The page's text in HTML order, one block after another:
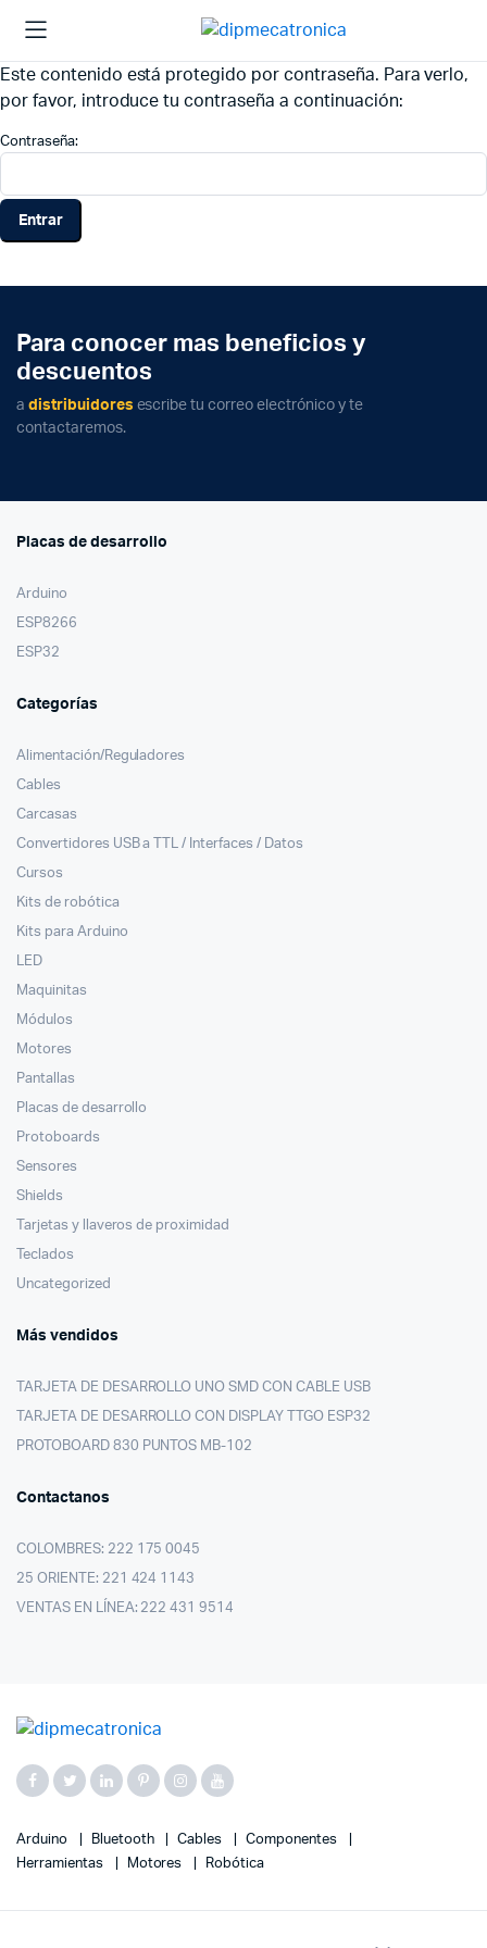
Este contenido está protegido por contraseña. Para verlo,
por favor, introduce tu contraseña a continuación:
Contraseña:
Para conocer mas beneficios y
descuentos
a distribuidores escribe tu correo electrónico y te
contactaremos.
Placas de desarrollo
Arduino
ESP8266
ESP32
Categorías
Alimentación/Reguladores
Cables
Carcasas
Convertidores USB a TTL / Interfaces / Datos
Cursos
Kits de robótica
Kits para Arduino
LED
Maquinitas
Módulos
Motores
Pantallas
Placas de desarrollo
Protoboards
Sensores
Shields
Tarjetas y llaveros de proximidad
Teclados
Uncategorized
Más vendidos
TARJETA DE DESARROLLO UNO SMD CON CABLE USB
TARJETA DE DESARROLLO CON DISPLAY TTGO ESP32
PROTOBOARD 830 PUNTOS MB-102
Contactanos
COLOMBRES: 222 175 0045
25 ORIENTE: 221 424 1143
VENTAS EN LÍNEA: 222 431 9514
Arduino Bluetooth Cables
Componentes
Herramientas
Motores Robótica